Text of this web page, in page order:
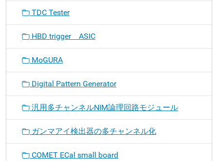
TDC Tester
HBD trigger ASIC
MoGURA
Digital Pattern Generator
汎用多チャンネルNIM論理回路モジュール
ガンマアイ検出器の多チャンネル化
COMET ECal small board